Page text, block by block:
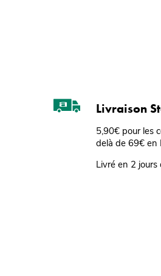
Livraison
5,90€ pour les
delà de 69€ en
Livré en 2 jours